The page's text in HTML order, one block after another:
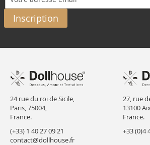
Inscription
24 rue du roi de Sicile,
Paris, 75004,
France.
(+33) 1 40 27 09 21
contact@dollhouse.fr
27, rue
13100
France.
+33 (0)4